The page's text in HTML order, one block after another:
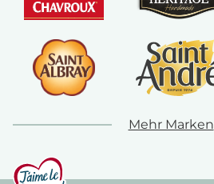
Mehr Marken